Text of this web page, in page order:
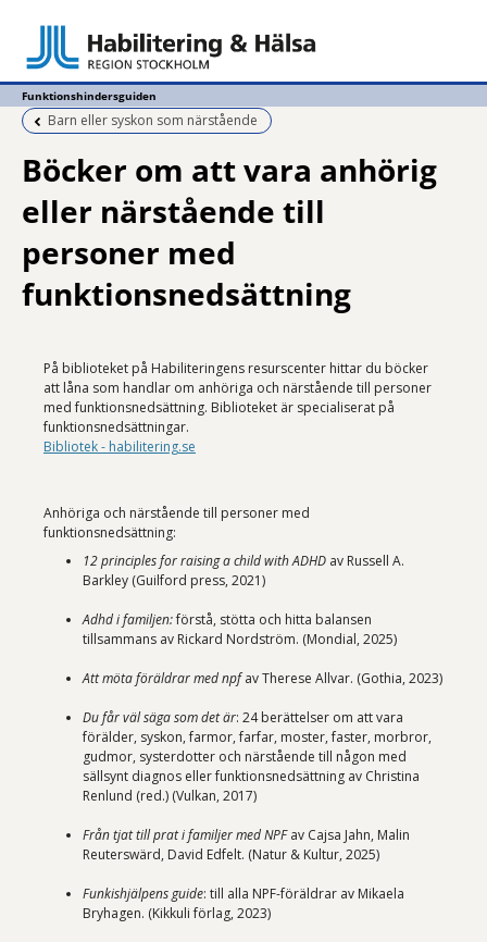
Funktionshindersguiden
Föregående sida:
Barn eller syskon som närstående
Böcker om att vara anhörig
eller närstående till
personer med
funktionsnedsättning
På biblioteket på Habiliteringens resurscenter hittar du böcker
att låna som handlar om anhöriga och närstående till personer
med funktionsnedsättning. Biblioteket är specialiserat på
funktionsnedsättningar.
Bibliotek - habilitering.se
Anhöriga och närstående till personer med
funktionsnedsättning:
12 principles for raising a child with ADHD av Russell A.
Barkley (Guilford press, 2021)
Adhd i familjen:förstå, stötta och hitta balansen
tillsammans av Rickard Nordström. (Mondial, 2025)
Att möta föräldrar med npfav Therese Allvar. (Gothia, 2023)
Du får väl säga som det är: 24 berättelser om att vara
förälder, syskon, farmor, farfar, moster, faster, morbror,
gudmor, systerdotter och närstående till någon med
sällsynt diagnos eller funktionsnedsättning av Christina
Renlund (red.) (Vulkan, 2017)
Från tjat till prat i familjer med NPFav Cajsa Jahn, Malin
Reuterswärd, David Edfelt. (Natur & Kultur, 2025)
Funkishjälpens guide: till alla NPF-föräldrar av Mikaela
Bryhagen. (Kikkuli förlag, 2023)